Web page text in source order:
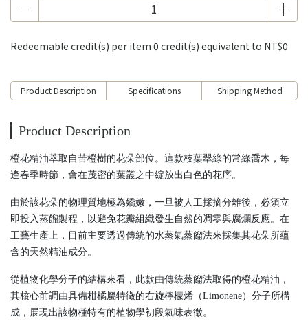
Redeemable credit(s) per item 0 credit(s) equivalent to NT$0
Product Description Specifications Shipping Method
Product Description
橙花精油萃取自苦橙樹的花朵部位。這款枝葉翠綠的常綠喬木，每
逢春季時節，會在茂密的葉叢之中綻放出白色的花序。
由於該花朵的物理質地極為嬌嫩，一旦被人工採摘分離後，必須立
即投入蒸餾製程，以避免花瓣組織發生自然的凋零與腐爛反應。在
工藝生產上，目前主要透過傳統的水蒸氣蒸餾法來採集其花朵所蘊
含的天然精油成分。
從植物化學分子的結構來看，此款由傳統蒸餾法取得的橙花精油，
其核心前調由具備柑橘屬特徵的右旋檸檬烯（Limonene）分子所構
成，展現出該物種特有的植物學初段氣味表徵。